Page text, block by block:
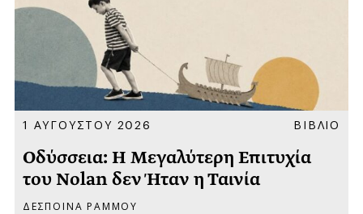
1 ΑΥΓΟΥΣΤΟΥ 2026 ΒΙΒΛΙΟ
Οδύσσεια: Η Μεγαλύτερη Επιτυχία
του Nolan δεν Ήταν η Ταινία
ΔΕΣΠΟΙΝΑ ΡΑΜΜΟΥ